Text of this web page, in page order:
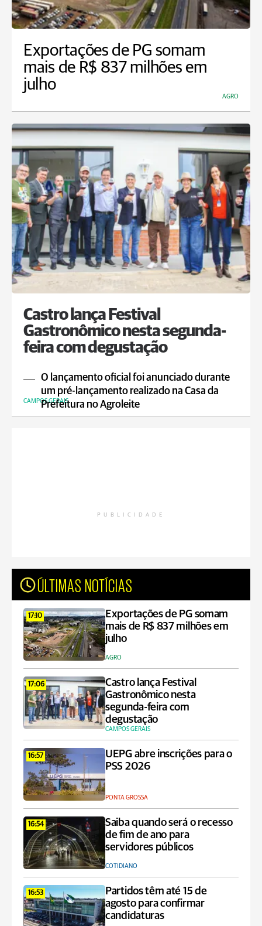
Exportações de PG somam
mais de R$ 837 milhões em
julho
AGRO
Castro lança Festival
Gastronômico nesta segunda-
feira com degustação
O lançamento oficial foi anunciado durante
um pré-lançamento realizado na Casa da
Prefeitura no Agroleite
CAMPOS GERAIS
PUBLICIDADE
ÚLTIMAS NOTÍCIAS
17:10
Exportações de PG somam
mais de R$ 837 milhões em
julho
AGRO
17:06
Castro lança Festival
Gastronômico nesta
segunda-feira com
degustação
CAMPOS GERAIS
16:57
UEPG abre inscrições para o
PSS 2026
PONTA GROSSA
16:54
Saiba quando será o recesso
de fim de ano para
servidores públicos
COTIDIANO
16:53
Partidos têm até 15 de
agosto para confirmar
candidaturas